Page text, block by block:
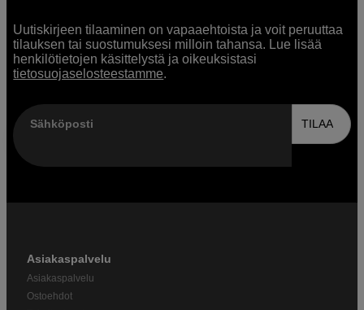
Uutiskirjeen tilaaminen on vapaaehtoista ja voit peruuttaa
tilauksen tai suostumuksesi milloin tahansa. Lue lisää
henkilötietojen käsittelystä ja oikeuksistasi
tietosuojaselosteestamme.
Sähköposti TILAA
Asiakaspalvelu
Asiakaspalvelu
Ostoehdot